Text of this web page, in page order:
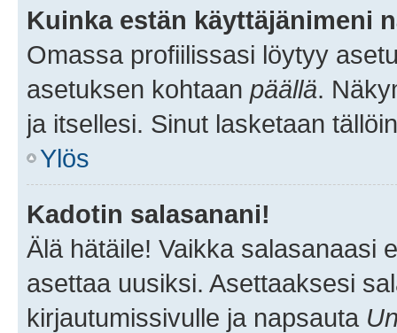
Kuinka estän käyttäjänimeni
Omassa profiilissasi löytyy
asetuksen kohtaan päällä.
ja itsellesi. Sinut lasketaan
Ylös
Kadotin salasanani!
Älä hätäile! Vaikka salasanaasi
asettaa uusiksi. Asettaaksesi
kirjautumissivulle ja napsauta